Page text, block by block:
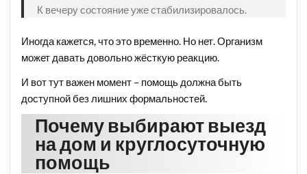
К вечеру состояние уже стабилизировалось.
Иногда кажется, что это временно. Но нет. Организм
может давать довольно жёсткую реакцию.
И вот тут важен момент – помощь должна быть
доступной без лишних формальностей.
Почему выбирают выезд
на дом и круглосуточную
помощь